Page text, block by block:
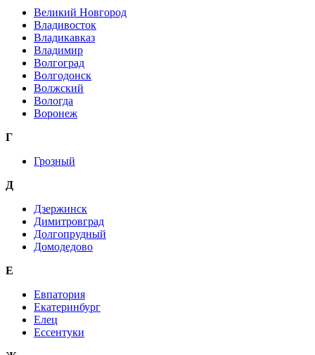
Великий Новгород
Владивосток
Владикавказ
Владимир
Волгоград
Волгодонск
Волжский
Вологда
Воронеж
Г
Грозный
Д
Дзержинск
Димитровград
Долгопрудный
Домодедово
Е
Евпатория
Екатеринбург
Елец
Ессентуки